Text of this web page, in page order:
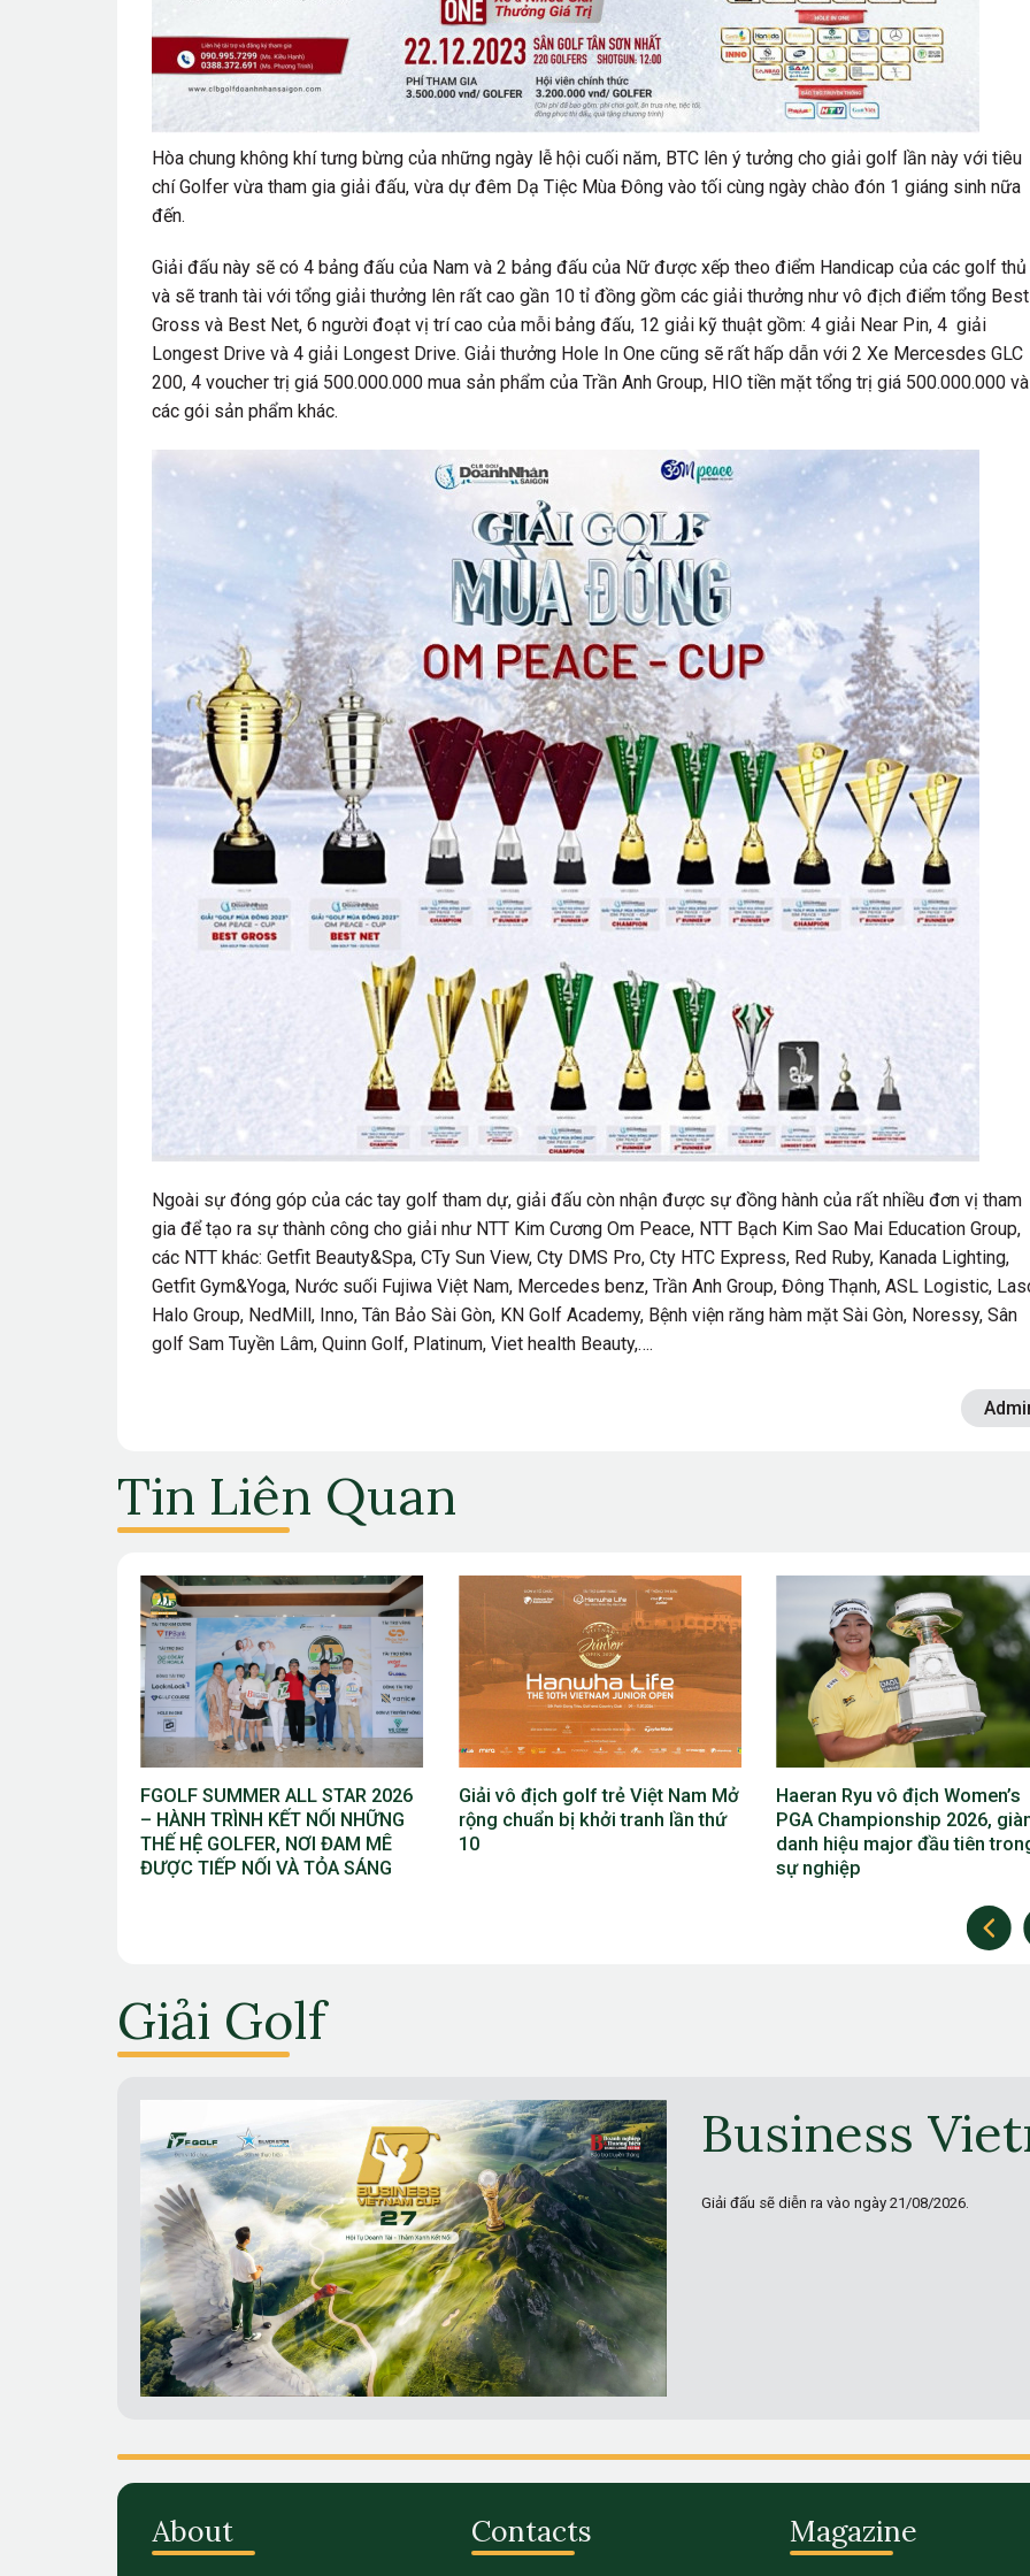
Hòa chung không khí tưng bừng của những ngày lễ hội cuối năm, BTC lên ý tưởng cho giải golf lần này với tiêu
chí Golfer vừa tham gia giải đấu, vừa dự đêm Dạ Tiệc Mùa Đông vào tối cùng ngày chào đón 1 giáng sinh nữa
đến.
Giải đấu này sẽ có 4 bảng đấu của Nam và 2 bảng đấu của Nữ được xếp theo điểm Handicap của các golf thủ
và sẽ tranh tài với tổng giải thưởng lên rất cao gần 10 tỉ đồng gồm các giải thưởng như vô địch điểm tổng Best
Gross và Best Net, 6 người đoạt vị trí cao của mỗi bảng đấu, 12 giải kỹ thuật gồm: 4 giải Near Pin, 4 giải
Longest Drive và 4 giải Longest Drive. Giải thưởng Hole In One cũng sẽ rất hấp dẫn với 2 Xe Mercesdes GLC
200, 4 voucher trị giá 500.000.000 mua sản phẩm của Trần Anh Group, HIO tiền mặt tổng trị giá 500.000.000 và
các gói sản phẩm khác.
Ngoài sự đóng góp của các tay golf tham dự, giải đấu còn nhận được sự đồng hành của rất nhiều đơn vị tham
gia để tạo ra sự thành công cho giải như NTT Kim Cương Om Peace, NTT Bạch Kim Sao Mai Education Group,
các NTT khác: Getfit Beauty&Spa, CTy Sun View, Cty DMS Pro, Cty HTC Express, Red Ruby, Kanada Lighting,
Getfit Gym&Yoga, Nước suối Fujiwa Việt Nam, Mercedes benz, Trần Anh Group, Đông Thạnh, ASL Logistic,
Halo Group, NedMill, Inno, Tân Bảo Sài Gòn, KN Golf Academy, Bệnh viện răng hàm mặt Sài Gòn, Noressy, Sân
golf Sam Tuyền Lâm, Quinn Golf, Platinum, Viet health Beauty,….
Tin Liên Quan
Giải vô địch golf trẻ Việt Nam Mở
rộng chuẩn bị khởi tranh lần thứ
10
Haeran Ryu vô địch Women’s
PGA Championship 2026, giành
danh hiệu major đầu tiên trong
Nguyễn Anh Minh góp 3 điểm,
cùng Đội tuyển Quốc tế vô
Arnold Palmer Cup 2026
Giải Golf
Business
Giải đấu sẽ diễn ra vào ngày 21/08/2026.
About Contacts Magazine